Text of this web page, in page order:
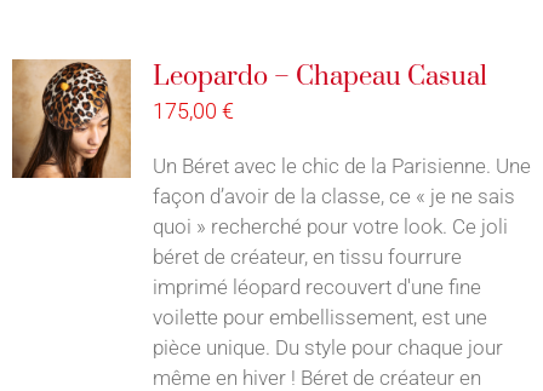
Leopardo – Chapeau Casual
175,00 €
Un Béret avec le chic de la Parisienne. Une
façon d’avoir de la classe, ce « je ne sais
quoi » recherché pour votre look. Ce joli
béret de créateur, en tissu fourrure
imprimé léopard recouvert d'une fine
voilette pour embellissement, est une
pièce unique. Du style pour chaque jour
même en hiver ! Béret de créateur en